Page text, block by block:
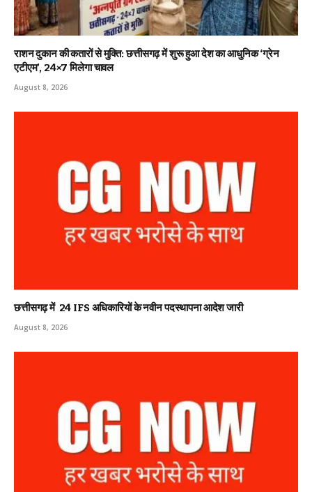
राशन दुकान की कतारों से मुक्ति: छत्तीसगढ़ में शुरू हुआ देश का आधुनिक ‘ग्रेन
एटीएम’, 24×7 मिलेगा चावल
August 8, 2026
छत्तीसगढ़ में 24 IFS अधिकारियों के नवीन पदस्थापना आदेश जारी
August 8, 2026